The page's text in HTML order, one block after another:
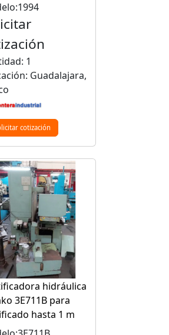
1
Guadalajara,
cotización
hidráulica
3E711B para
hasta 1 m